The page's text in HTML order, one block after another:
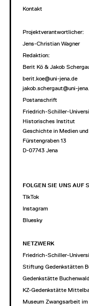
Kontakt
Projektverantwortlicher:
Jens-Christian Wagner
Redaktion:
Berit Kö & Jakob
berit.koe@uni-jena.de
jakob.schergaut@uni-
Postanschrift
Friedrich-Schiller-
Historisches Institut
Geschichte in Medien
Fürstengraben 13
D-07743 Jena
FOLGEN SIE UNS AUF
TIkTok
Instagram
Bluesky
NETZWERK
Friedrich-Schiller-
Stiftung Gedenkstätten
Gedenkstätte Buchenwald
KZ-Gedenkstätte
Museum Zwangsarbeit